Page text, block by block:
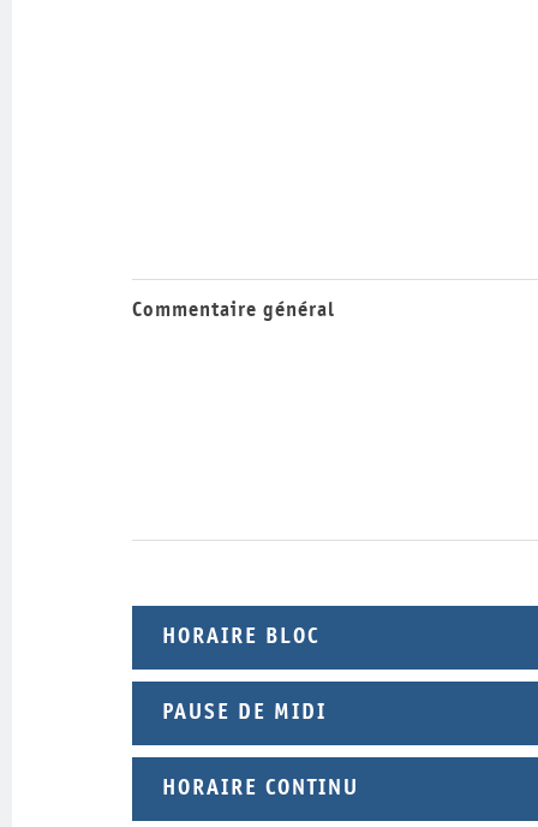
Commentaire général
HORAIRE BLOC
PAUSE DE MIDI
HORAIRE CONTINU